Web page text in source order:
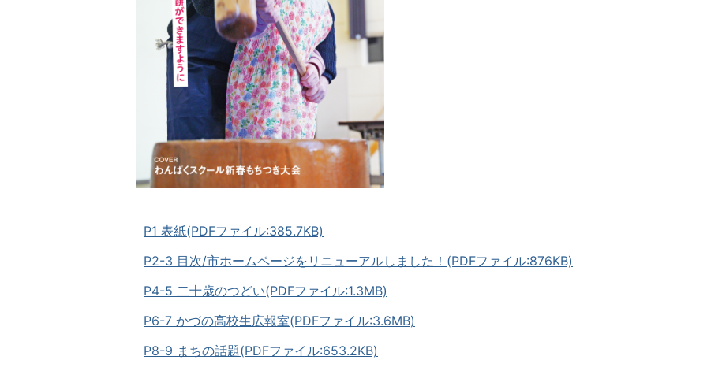
P1 表紙(PDFファイル:385.7KB)
P2-3 目次/市ホームページをリニューアルしました！(PDFファイル:876KB)
P4-5 二十歳のつどい(PDFファイル:1.3MB)
P6-7 かづの高校生広報室(PDFファイル:3.6MB)
P8-9 まちの話題(PDFファイル:653.2KB)